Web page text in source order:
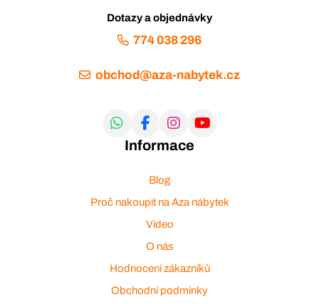
Dotazy a objednávky
774 038 296
obchod@aza-nabytek.cz
Informace
Blog
Proč nakoupit na Aza nábytek
Video
O nás
Hodnocení zákazníků
Obchodní podmínky